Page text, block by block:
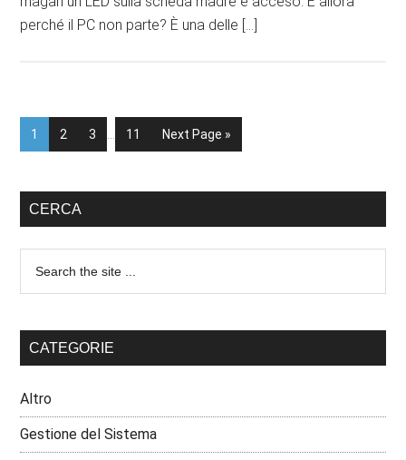
perché il PC non parte? È una delle […]
1 2 3 11 Next Page »
CERCA
CATEGORIE
Altro
Gestione del Sistema